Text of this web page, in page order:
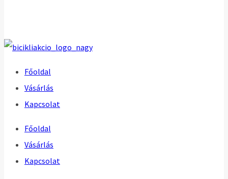
Főoldal
Vásárlás
Kapcsolat
Főoldal
Vásárlás
Kapcsolat